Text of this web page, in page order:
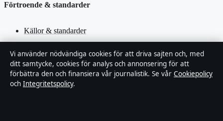
Förtroende & standarder
Källor & standarder
Redaktionell policy
Rättelsepolicy
Vi använder nödvändiga cookies för att driva sajten och, med
ditt samtycke, cookies för analys och annonsering för att
förbättra den och finansiera vår journalistik. Se vår Cookiepolicy
och Integritetspolicy.